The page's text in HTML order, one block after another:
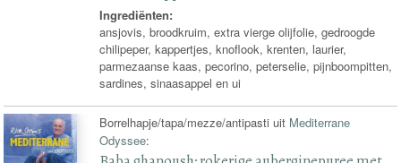
Ingrediënten:
ansjovis, broodkruim, extra vierge olijfolie, gedroogde
chilipeper, kappertjes, knoflook, krenten, laurier,
parmezaanse kaas, pecorino, peterselie, pijnboompitten,
sardines, sinaasappel en ui
Borrelhapje/tapa/mezze/antipasti uit Mediterrane
Odyssee: